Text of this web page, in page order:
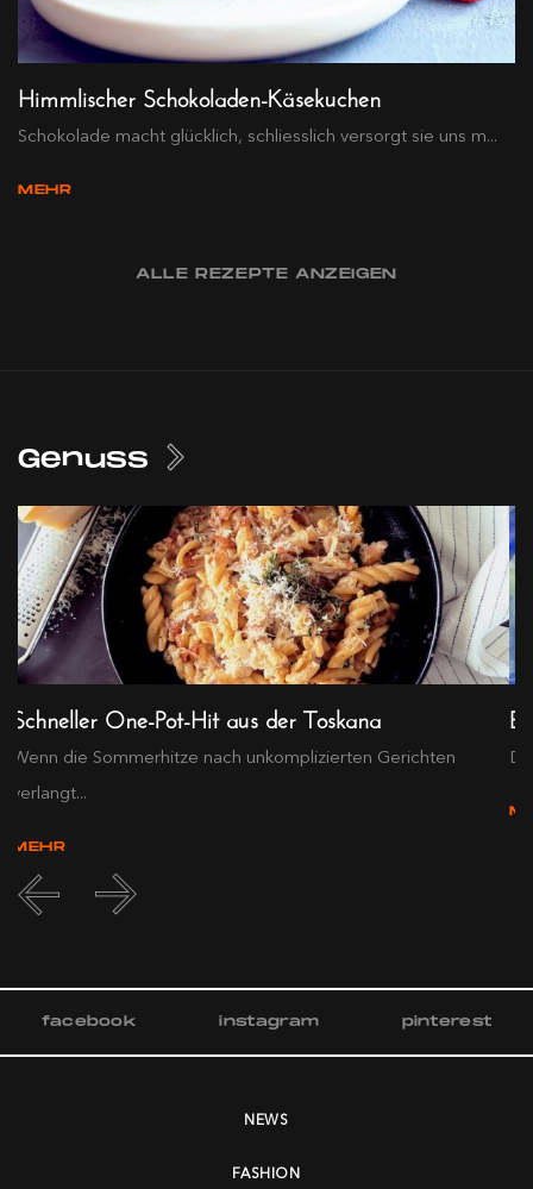
Himmlischer Schokoladen-Käsekuchen
Schokolade macht glücklich, schliesslich versorgt sie uns m...
MEHR
ALLE REZEPTE ANZEIGEN
Genuss
Schneller One-Pot-Hit aus der Toskana
Wenn die Sommerhitze nach unkomplizierten Gerichten
verlangt...
MEHR
facebook instagram pinterest
NEWS
FASHION